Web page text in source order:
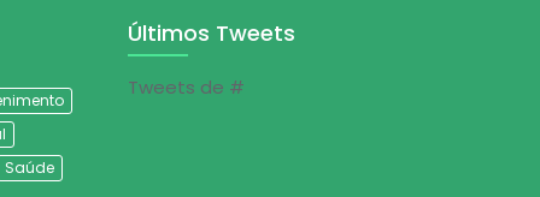
Saúde
Últimos Tweets
Tweets de #